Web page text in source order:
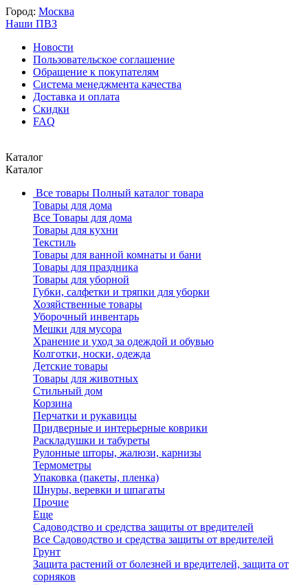
Город: Москва
Наши ПВЗ
Новости
Пользовательское соглашение
Обращение к покупателям
Система менеджмента качества
Доставка и оплата
Скидки
FAQ
Каталог
Каталог
Все товары Полный каталог товара
Товары для дома
Все Товары для дома
Товары для кухни
Текстиль
Товары для ванной комнаты и бани
Товары для праздника
Товары для уборной
Губки, салфетки и тряпки для уборки
Хозяйственные товары
Уборочный инвентарь
Мешки для мусора
Хранение и уход за одеждой и обувью
Колготки, носки, одежда
Детские товары
Товары для животных
Стильный дом
Корзина
Перчатки и рукавицы
Придверные и интерьерные коврики
Раскладушки и табуреты
Рулонные шторы, жалюзи, карнизы
Термометры
Упаковка (пакеты, пленка)
Шнуры, веревки и шпагаты
Прочие
Еще
Садоводство и средства защиты от вредителей
Все Садоводство и средства защиты от вредителей
Грунт
Защита растений от болезней и вредителей, защита от
сорняков